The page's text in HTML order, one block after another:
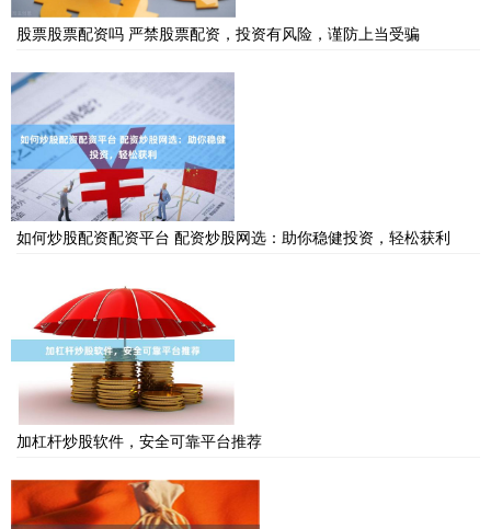
股票股票配资吗 严禁股票配资，投资有风险，谨防上当受骗
如何炒股配资配资平台 配资炒股网选：助你稳健投资，轻松获利
加杠杆炒股软件，安全可靠平台推荐